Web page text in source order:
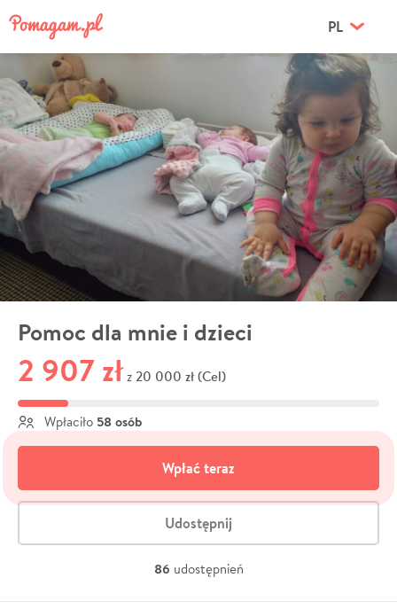
PL
Pomoc dla mnie i dzieci
2 907 zł z 20 000 zł (Cel)
Wpłaciło 58 osób
Wpłać teraz
Udostępnij
86 udostępnień